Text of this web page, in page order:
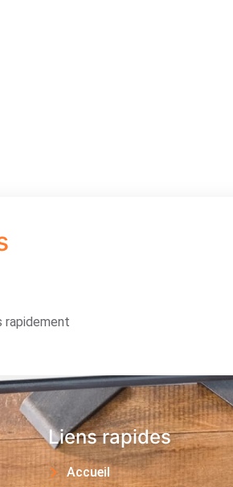
rapidement
Liens rapides
Accueil